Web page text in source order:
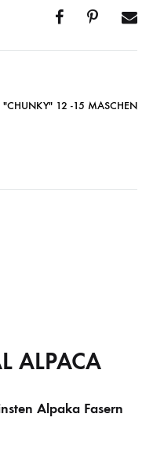
"CHUNKY" 12 -15 MASCHEN
ALPACA
Alpaka Fasern